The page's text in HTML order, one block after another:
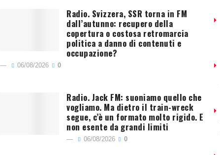
Radio. Svizzera, SSR torna in FM
dall’autunno: recupero della
copertura o costosa retromarcia
politica a danno di contenuti e
occupazione?
06/08/2026 0
Radio. Jack FM: suoniamo quello che
vogliamo. Ma dietro il train-wreck
segue, c’è un formato molto rigido. E
non esente da grandi limiti
06/08/2026 0